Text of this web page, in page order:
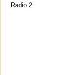
Radio 2: